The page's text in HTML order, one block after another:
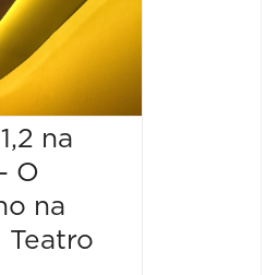
na
O
na
Teatro